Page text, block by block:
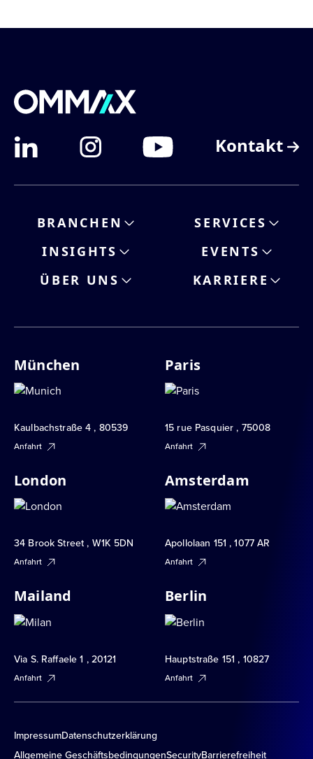
Kontakt
BRANCHEN
SERVICES
INSIGHTS
EVENTS
ÜBER UNS
KARRIERE
München
Kaulbachstraße 4 , 80539
Anfahrt
Paris
15 rue Pasquier , 75008
Anfahrt
London
34 Brook Street , W1K 5DN
Anfahrt
Amsterdam
Apollolaan 151 , 1077 AR
Anfahrt
Mailand
Via S. Raffaele 1 , 20121
Anfahrt
Berlin
Hauptstraße 151 , 10827
Anfahrt
ImpressumDatenschutzerklärung
Allgemeine GeschäftsbedingungenSecurityBarrierefreiheit